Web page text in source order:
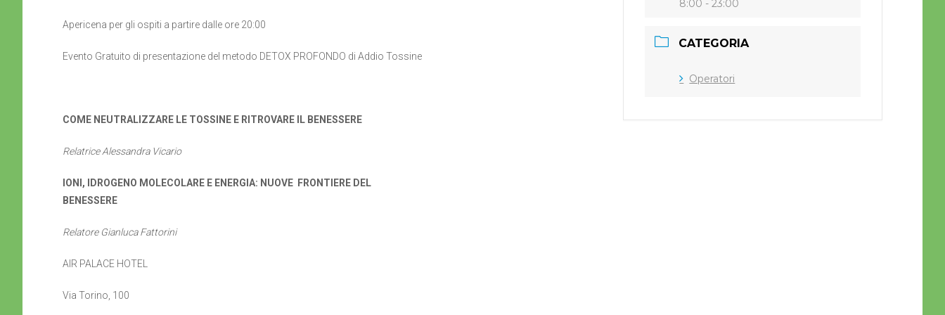
Apericena per gli ospiti a partire dalle ore 20:00
Evento Gratuito di presentazione del metodo DETOX PROFONDO di Addio Tossine
COME NEUTRALIZZARE LE TOSSINE E RITROVARE IL BENESSERE
Relatrice Alessandra Vicario
IONI, IDROGENO MOLECOLARE E ENERGIA: NUOVE FRONTIERE DEL
BENESSERE
Relatore Gianluca Fattorini
AIR PALACE HOTEL
Via Torino, 100
8:00 - 23:00
CATEGORIA
Operatori